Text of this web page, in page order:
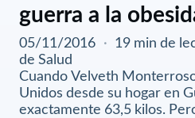
guerra a la
05/11/2016 · 19 min de
de Salud
Cuando Velveth
Unidos desde su hogar en
exactamente 63,5 kilos.